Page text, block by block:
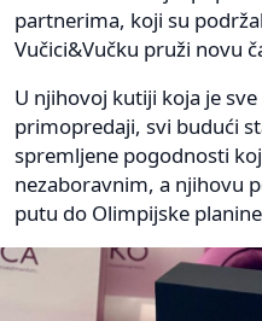
partnerima, koji su
Vučici&Vučku pruži novu
U njihovoj kutiji koja je
primopredaji, svi budući
spremljene pogodnosti
nezaboravnim, a njihovu
putu do Olimpijske